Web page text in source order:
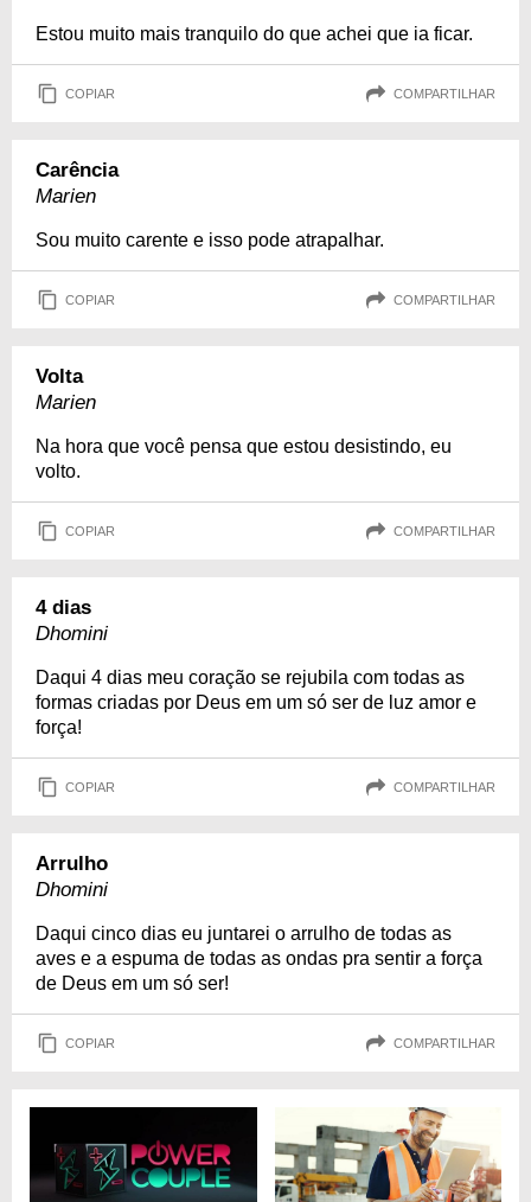
Estou muito mais tranquilo do que achei que ia ficar.
COPIAR COMPARTILHAR
Carência
Marien
Sou muito carente e isso pode atrapalhar.
COPIAR COMPARTILHAR
Volta
Marien
Na hora que você pensa que estou desistindo, eu
volto.
COPIAR COMPARTILHAR
4 dias
Dhomini
Daqui 4 dias meu coração se rejubila com todas as
formas criadas por Deus em um só ser de luz amor e
força!
COPIAR COMPARTILHAR
Arrulho
Dhomini
Daqui cinco dias eu juntarei o arrulho de todas as
aves e a espuma de todas as ondas pra sentir a força
de Deus em um só ser!
COPIAR COMPARTILHAR